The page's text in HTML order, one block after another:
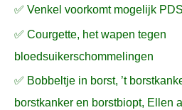
✅ Venkel voorkomt mogelijk
✅ Courgette, het wapen tegen
bloedsuikerschommelingen
✅ Bobbeltje in borst, ’t
borstkanker en borstbiopt, Ellen